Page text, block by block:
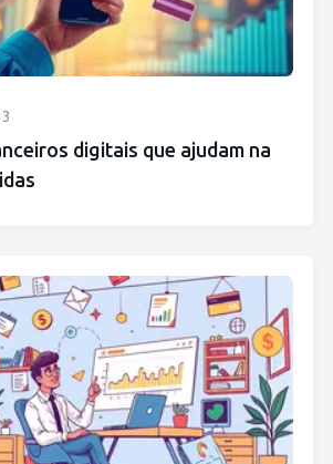
digitais que ajudam na